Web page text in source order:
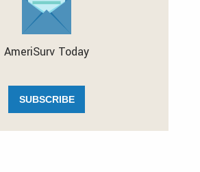
AmeriSurv Today
SUBSCRIBE